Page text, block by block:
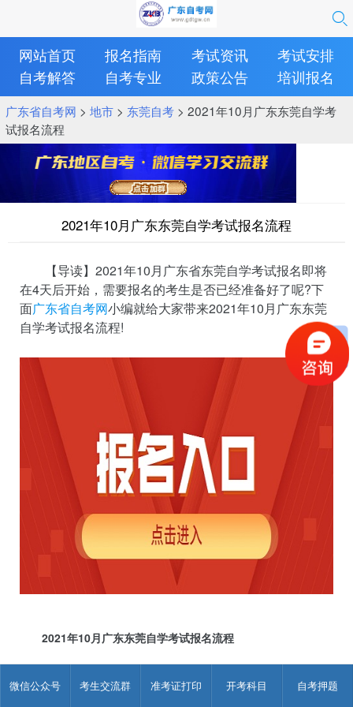
微信公众号 考生交流群 准考证打印 开考科目 自考押题
网站首页 报名指南 考试资讯
考试安排
自考解答
自考专业 政策公告 培训报名
广东省自考网 > 地市> 东莞自考> 2021年10月广东东莞自学考
试报名流程
2021年10月广东东莞自学考试报名流程
【导读】2021年10月广东省东莞自学考试报名即将
在4天后开始，需要报名的考生是否已经准备好了呢?下
面广东省自考网小编就给大家带来2021年10月广东东莞
自学考试报名流程!
2021年10月广东东莞自学考试报名流程
新生报名分预报名和正式报名两个阶段。